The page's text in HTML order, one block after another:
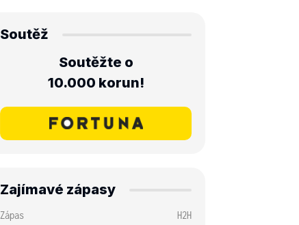
Soutěž
Soutěžte o
10.000 korun!
Zajímavé zápasy
Zápas
H2H